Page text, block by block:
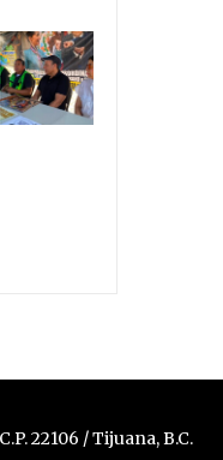
22106 / Tijuana, B.C.